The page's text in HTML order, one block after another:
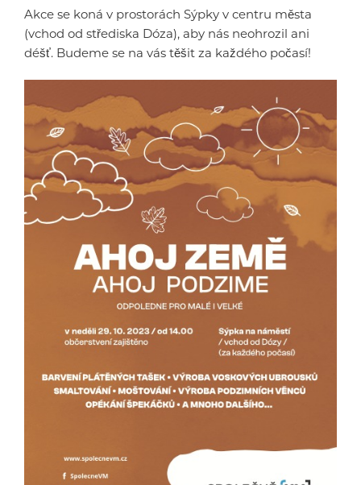
Akce se koná v prostorách Sýpky v centru města
(vchod od střediska Dóza), aby nás neohrozil ani
déšť. Budeme se na vás těšit za každého počasí!